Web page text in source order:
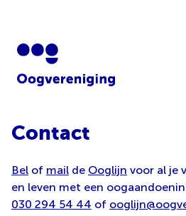
Contact
Bel of mail de Ooglijn voor al je
en leven met een
030 294 54 44 of